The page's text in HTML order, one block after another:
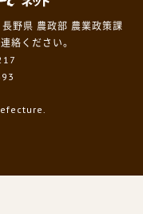
野県 農政部 農業政策課
絡ください。